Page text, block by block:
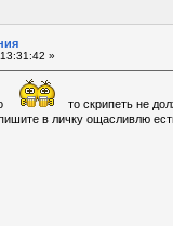
»
то скрипеть не
в личку ощасливлю